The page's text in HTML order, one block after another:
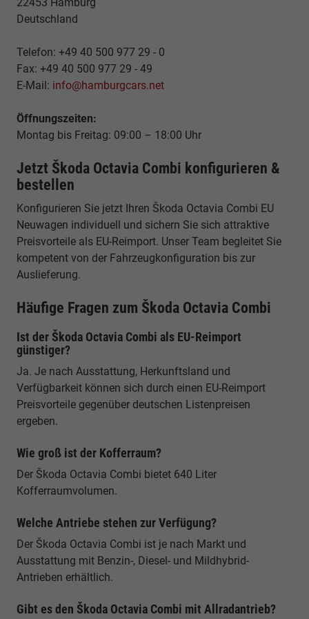
Deutschland
Telefon: +49 40 500 977 29 - 0
Fax: +49 40 500 977 29 - 49
E-Mail: info@hamburgcars.net
Öffnungszeiten:
Montag bis Freitag: 09:00 – 18:00 Uhr
Jetzt Škoda Octavia Combi konfigurieren &
bestellen
Konfigurieren Sie jetzt Ihren Škoda Octavia Combi EU
Neuwagen individuell und sichern Sie sich attraktive
Preisvorteile als EU-Reimport. Unser Team begleitet Sie
kompetent von der Fahrzeugkonfiguration bis zur
Auslieferung.
Häufige Fragen zum Škoda Octavia Combi
Ist der Škoda Octavia Combi als EU-Reimport
günstiger?
Ja. Je nach Ausstattung, Herkunftsland und
Verfügbarkeit können sich durch einen EU-Reimport
Preisvorteile gegenüber deutschen Listenpreisen
ergeben.
Wie groß ist der Kofferraum?
Der Škoda Octavia Combi bietet 640 Liter
Kofferraumvolumen.
Welche Antriebe stehen zur Verfügung?
Der Škoda Octavia Combi ist je nach Markt und
Ausstattung mit Benzin-, Diesel- und Mildhybrid-
Antrieben erhältlich.
Gibt es den Škoda Octavia Combi mit Allradantrieb?